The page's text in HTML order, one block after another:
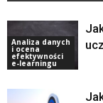
Analiza danych
i ocena
efektywności
e-learningu